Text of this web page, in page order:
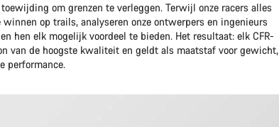
om grenzen te verleggen. Terwijl onze racers alles
op trails, analyseren onze ontwerpers en ingenieurs
hen elk mogelijk voordeel te bieden. Het resultaat: elk CFR-
van de hoogste kwaliteit en geldt als maatstaf voor gewicht,
performance.